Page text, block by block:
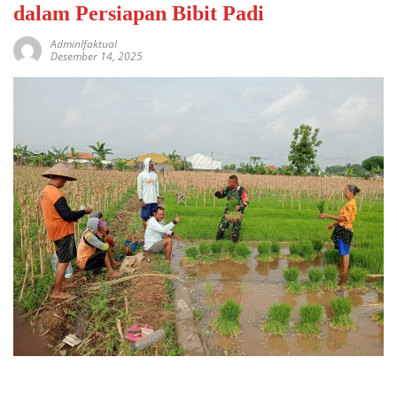
dalam Persiapan Bibit Padi
AdminIfaktual
Desember 14, 2025